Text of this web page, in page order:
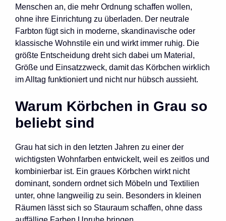
Menschen an, die mehr Ordnung schaffen wollen,
ohne ihre Einrichtung zu überladen. Der neutrale
Farbton fügt sich in moderne, skandinavische oder
klassische Wohnstile ein und wirkt immer ruhig. Die
größte Entscheidung dreht sich dabei um Material,
Größe und Einsatzzweck, damit das Körbchen wirklich
im Alltag funktioniert und nicht nur hübsch aussieht.
Warum Körbchen in Grau so
beliebt sind
Grau hat sich in den letzten Jahren zu einer der
wichtigsten Wohnfarben entwickelt, weil es zeitlos und
kombinierbar ist. Ein graues Körbchen wirkt nicht
dominant, sondern ordnet sich Möbeln und Textilien
unter, ohne langweilig zu sein. Besonders in kleinen
Räumen lässt sich so Stauraum schaffen, ohne dass